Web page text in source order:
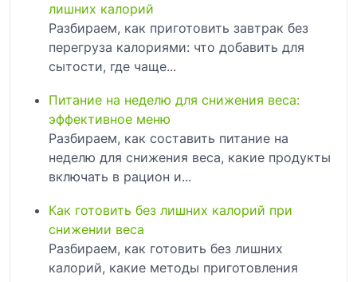
лишних калорий
Разбираем, как приготовить завтрак без
перегруза калориями: что добавить для
сытости, где чаще...
Питание на неделю для снижения веса:
эффективное меню
Разбираем, как составить питание на
неделю для снижения веса, какие продукты
включать в рацион и...
Как готовить без лишних калорий при
снижении веса
Разбираем, как готовить без лишних
калорий, какие методы приготовления